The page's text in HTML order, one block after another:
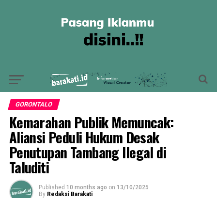
GORONTALO
Kemarahan Publik Memuncak:
Aliansi Peduli Hukum Desak
Penutupan Tambang Ilegal di
Taluditi
Published 10 months ago on 13/10/2025
By Redaksi Barakati